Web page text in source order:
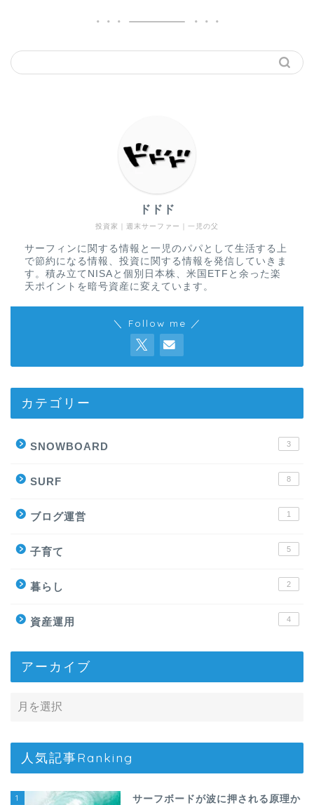
投資家｜週末サーファー｜一児の父
ドドド
サーフィンに関する情報と一児のパパとして生活する上
で節約になる情報、投資に関する情報を発信していきま
す。積み立てNISAと個別日本株、米国ETFと余った楽
天ポイントを暗号資産に変えています。
＼ Follow me ／
カテゴリー
SNOWBOARD 3
SURF 8
ブログ運営 1
子育て 5
暮らし 2
資産運用 4
アーカイブ
人気記事Ranking
1
サーフボードが波に押される原理か